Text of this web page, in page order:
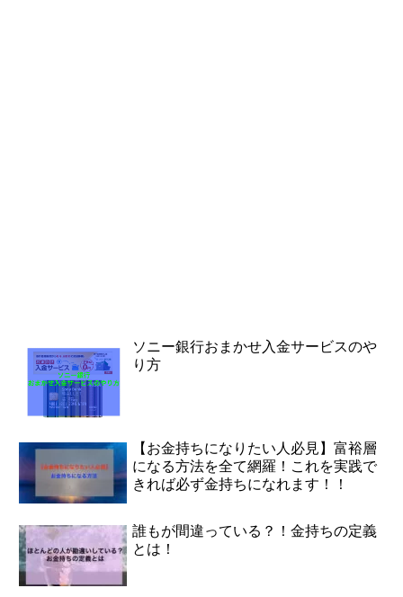
ソニー銀行おまかせ入金サービスのや
り方
【お金持ちになりたい人必見】富裕層
になる方法を全て網羅！これを実践で
きれば必ず金持ちになれます！！
誰もが間違っている？！金持ちの定義
とは！